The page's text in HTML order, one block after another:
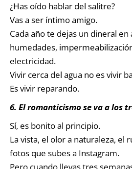
¿Has oído hablar del salitre?
Vas a ser íntimo amigo.
Cada año te dejas un dineral en
humedades,
electricidad.
Vivir cerca del agua no es vivir
Es vivir reparando.
6. El romanticismo se va a los
Sí, es bonito al principio.
La vista, el olor a naturaleza, el
fotos que subes a Instagram.